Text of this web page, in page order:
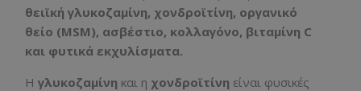
θειϊκή γλυκοζαμίνη, χονδροϊτίνη, οργανικό
θείο (MSM), ασβέστιο, κολλαγόνο, βιταμίνη C
και φυτικά εκχυλίσματα.
Η γλυκοζαμίνη και η χονδροϊτίνη είναι φυσικές